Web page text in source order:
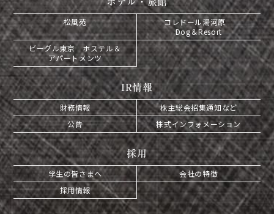
松風苑
コレドール湯河原
Dog＆Resort
ビーグル東京 ホステル＆
アパートメンツ
IR情報
財務情報
株主総会招集通知など
公告
株式インフォメーション
採用
学生の皆さまへ
会社の特徴
採用情報